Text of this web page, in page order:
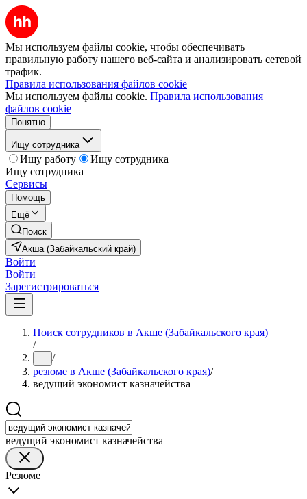
Мы используем файлы cookie, чтобы обеспечивать
правильную работу нашего веб-сайта и анализировать сетевой
трафик.
Правила использования файлов cookie
Мы используем файлы cookie. Правила использования
файлов cookie
Понятно
Ищу сотрудника
Ищу работу
Ищу сотрудника
Ищу сотрудника
Сервисы
Помощь
Ещё
Поиск
Акша (Забайкальский край)
Войти
Войти
Зарегистрироваться
Поиск сотрудников в Акше (Забайкальского края)
/
... /
резюме в Акше (Забайкальского края)/
ведущий экономист казначейства
ведущий экономист казначейства
Резюме